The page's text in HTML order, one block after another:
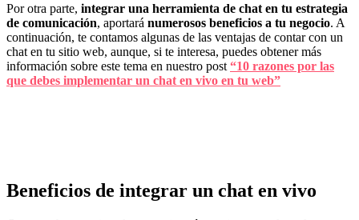
Por otra parte, integrar una herramienta de chat en tu estrategia
de comunicación, aportará numerosos beneficios a tu negocio. A
continuación, te contamos algunas de las ventajas de contar con un
chat en tu sitio web, aunque, si te interesa, puedes obtener más
información sobre este tema en nuestro post “10 razones por las
que debes implementar un chat en vivo en tu web”
Beneficios de integrar un chat en vivo